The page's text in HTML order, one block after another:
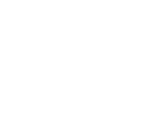
與快速任務
度專注